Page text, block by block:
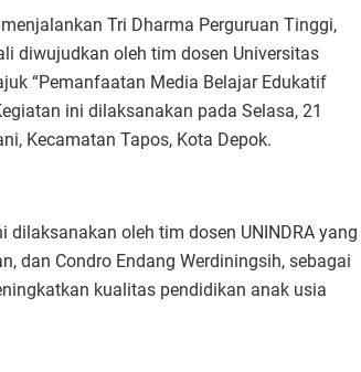
Tri Dharma Perguruan Tinggi,
diwujudkan oleh tim dosen Universitas
“Pemanfaatan Media Belajar Edukatif
ini dilaksanakan pada Selasa, 21
Kecamatan Tapos, Kota Depok.
oleh tim dosen UNINDRA yang
dan Condro Endang Werdiningsih, sebagai
kualitas pendidikan anak usia